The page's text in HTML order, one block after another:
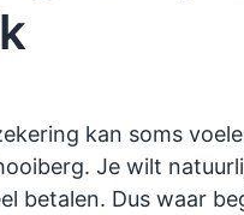
kan soms
Je wilt
betalen. Dus waar